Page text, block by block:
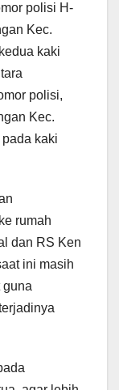
polisi H-
Kec.
kaki
polisi,
Kec.
kaki
rumah
dan RS Ken
ini masih